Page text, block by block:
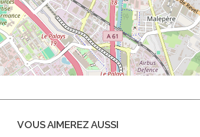
VOUS AIMEREZ AUSSI